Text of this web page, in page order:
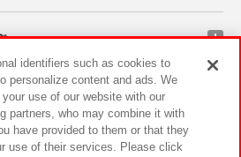
ン
identifiers such as cookies to
personalize content and ads. We
use of our website with our
partners, who may combine it with
have provided to them or that they
use of their services. Please click